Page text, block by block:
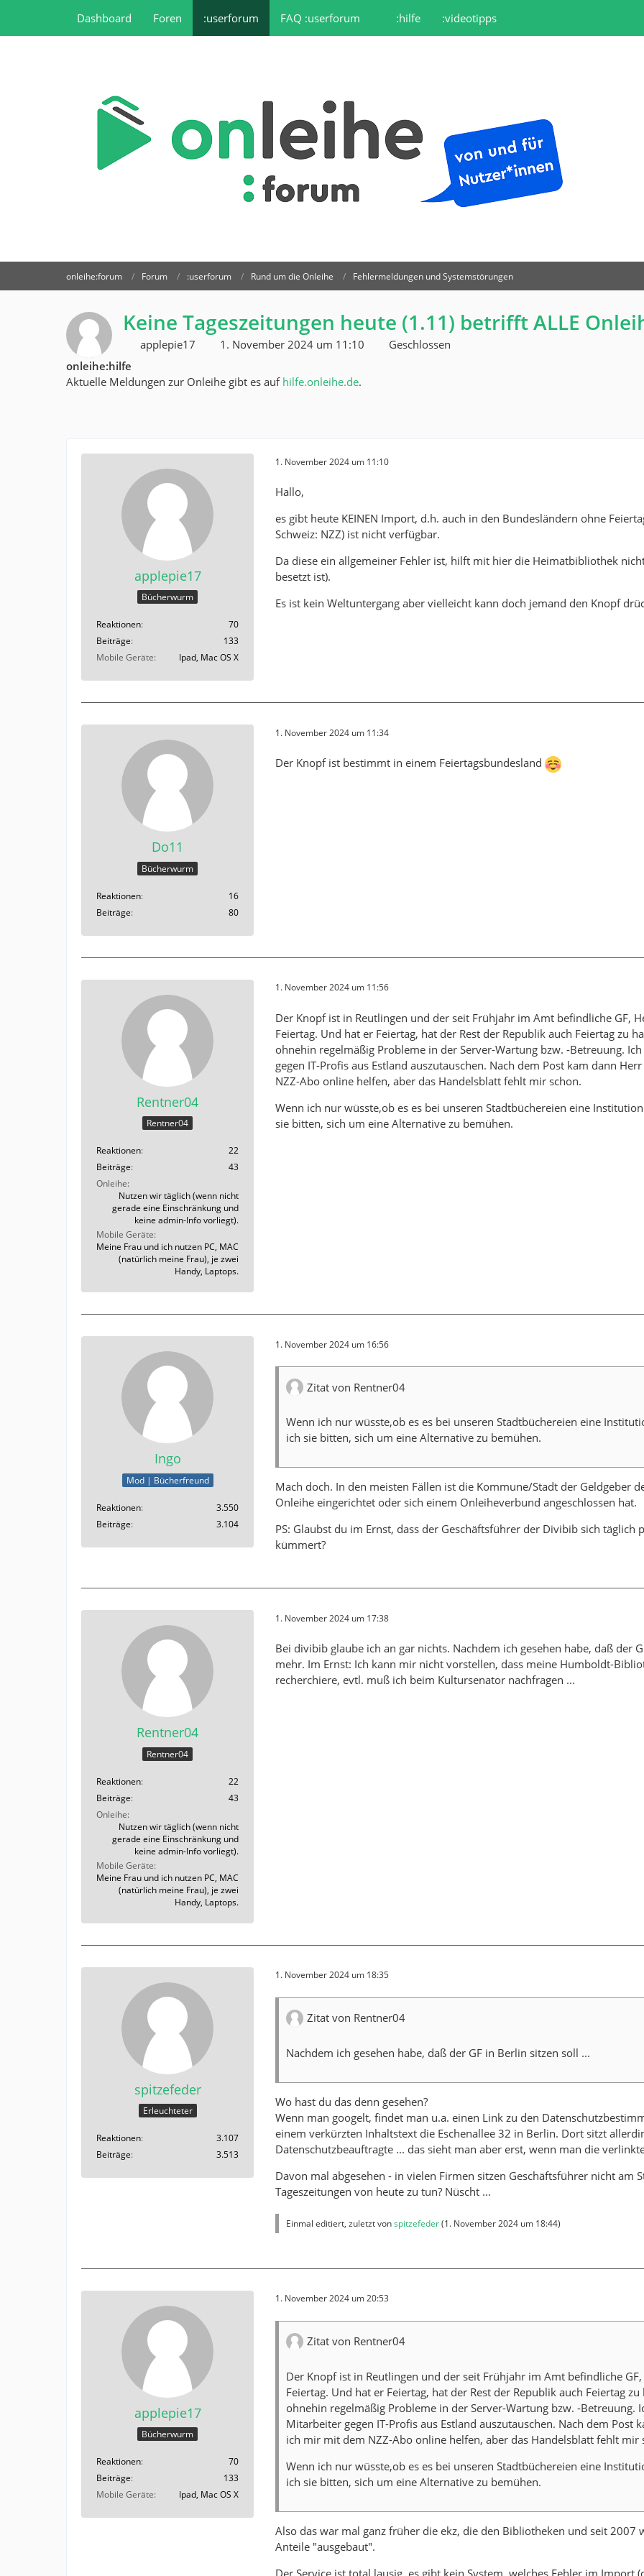
Dashboard Foren :userforum FAQ :userforum :hilfe :videotipps
onleihe:forum Forum :userforum Rund um die Onleihe Fehlermeldungen und Systemstörungen
Keine Tageszeitungen heute (1.11) betrifft ALLE
applepie17 1. November 2024 um 11:10
Geschlossen
onleihe:hilfe
Aktuelle Meldungen zur Onleihe gibt es auf hilfe.onleihe.de.
applepie17
Bücherwurm
Reaktionen
70
Beiträge
133
Mobile Geräte
Ipad, Mac OS X
1. November 2024 um 11:10
Hallo,
es gibt heute KEINEN Import, d.h. auch in den Bundesländern ohne
Schweiz: NZZ) ist nicht verfügbar.
Da diese ein allgemeiner Fehler ist, hilft mit hier die Heimatbibliothek
besetzt ist).
Es ist kein Weltuntergang aber vielleicht kann doch jemand den Knopf
Do11
Bücherwurm
Reaktionen
16
Beiträge
80
1. November 2024 um 11:34
Der Knopf ist bestimmt in einem Feiertagsbundesland
Rentner04
Rentner04
Reaktionen
22
Beiträge
43
Onleihe
Nutzen wir täglich (wenn nicht
gerade eine Einschränkung und
keine admin-Info vorliegt).
Mobile Geräte
Meine Frau und ich nutzen PC, MAC
(natürlich meine Frau), je zwei
Handy, Laptops.
1. November 2024 um 11:56
Der Knopf ist in Reutlingen und der seit Frühjahr im Amt befindliche GF,
Feiertag. Und hat er Feiertag, hat der Rest der Republik auch Feiertag zu
ohnehin regelmäßig Probleme in der Server-Wartung bzw. -Betreuung.
gegen IT-Profis aus Estland auszutauschen. Nach dem Post kam dann
NZZ-Abo online helfen, aber das Handelsblatt fehlt mir schon.
Wenn ich nur wüsste,ob es es bei unseren Stadtbüchereien eine
sie bitten, sich um eine Alternative zu bemühen.
Ingo
Mod | Bücherfreund
Reaktionen
3.550
Beiträge
3.104
1. November 2024 um 16:56
Zitat von Rentner04
Wenn ich nur wüsste,ob es es bei unseren Stadtbüchereien eine
ich sie bitten, sich um eine Alternative zu bemühen.
Mach doch. In den meisten Fällen ist die Kommune/Stadt der Geldgeber
Onleihe eingerichtet oder sich einem Onleiheverbund angeschlossen hat.
PS: Glaubst du im Ernst, dass der Geschäftsführer der Divibib sich
kümmert?
Rentner04
Rentner04
Reaktionen
22
Beiträge
43
Onleihe
Nutzen wir täglich (wenn nicht
gerade eine Einschränkung und
keine admin-Info vorliegt).
Mobile Geräte
Meine Frau und ich nutzen PC, MAC
(natürlich meine Frau), je zwei
Handy, Laptops.
1. November 2024 um 17:38
Bei divibib glaube ich an gar nichts. Nachdem ich gesehen habe, daß der
mehr. Im Ernst: Ich kann mir nicht vorstellen, dass meine Humboldt-
recherchiere, evtl. muß ich beim Kultursenator nachfragen ...
spitzefeder
Erleuchteter
Reaktionen
3.107
Beiträge
3.513
1. November 2024 um 18:35
Zitat von Rentner04
Nachdem ich gesehen habe, daß der GF in Berlin sitzen soll ...
Wo hast du das denn gesehen?
Wenn man googelt, findet man u.a. einen Link zu den
einem verkürzten Inhaltstext die Eschenallee 32 in Berlin. Dort sitzt
Datenschutzbeauftragte ... das sieht man aber erst, wenn man die
Davon mal abgesehen - in vielen Firmen sitzen Geschäftsführer nicht am
Tageszeitungen von heute zu tun? Nüscht ...
Einmal editiert, zuletzt vonspitzefeder(1. November 2024 um 18:44)
applepie17
Bücherwurm
Reaktionen
70
Beiträge
133
Mobile Geräte
Ipad, Mac OS X
1. November 2024 um 20:53
Zitat von Rentner04
Der Knopf ist in Reutlingen und der seit Frühjahr im Amt befindliche
Feiertag. Und hat er Feiertag, hat der Rest der Republik auch Feiertag
ohnehin regelmäßig Probleme in der Server-Wartung bzw. -Betreuung.
Mitarbeiter gegen IT-Profis aus Estland auszutauschen. Nach dem Post
ich mir mit dem NZZ-Abo online helfen, aber das Handelsblatt fehlt mir
Wenn ich nur wüsste,ob es es bei unseren Stadtbüchereien eine
ich sie bitten, sich um eine Alternative zu bemühen.
Also das war mal ganz früher die ekz, die den Bibliotheken und seit 2007
Anteile "ausgebaut".
Der Service ist total lausig, es gibt kein System, welches Fehler im